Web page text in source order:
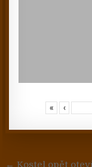
« ‹
← Kostel opět